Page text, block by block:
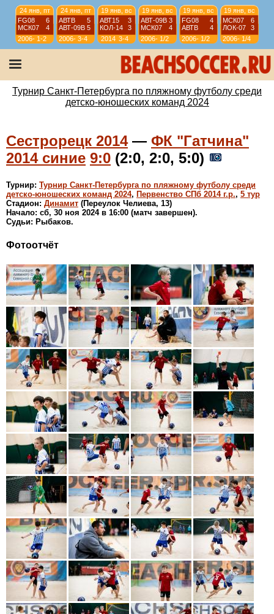
24 янв, пт
FG08
6
МСК07
4
2006-
07
1-2
24 янв, пт
АВТВ
5
АВТ-09B 5
2006-
07
3-4
19 янв, вс
АВТ15
3
КОЛ-14
3
2014 3-4
19 янв, вс
АВТ-09B 3
МСК07
4
2006-
07
1/2
19 янв, вс
FG08
4
АВТВ
4
2006-
07
1/2
19 янв, вс
МСК07
6
ЛОК-07
3
2006-
07
1/4
07
12 янв, вс
АВТ-09B 6
ЛИС08
4
07
12 янв, вс
ИСКР-07 5
СШЛ08R 3
07
12 янв, вс
ИС-08
1
МСК08
4
07
Турнир Санкт-Петербурга по пляжному футболу среди
детско-юношеских команд 2024
Сестрорецк 2014— ФК "Гатчина"
2014 синие 9:0 (2:0, 2:0, 5:0)
Турнир: Турнир Санкт-Петербурга по пляжному футболу среди
детско-юношеских команд 2024, Первенство СПб 2014 г.р., 5 тур
Стадион: Динамит (Переулок Челиева, 13)
Начало: сб, 30 ноя 2024 в 16:00 (матч завершен).
Судьи: Рыбаков.
Фотоотчёт